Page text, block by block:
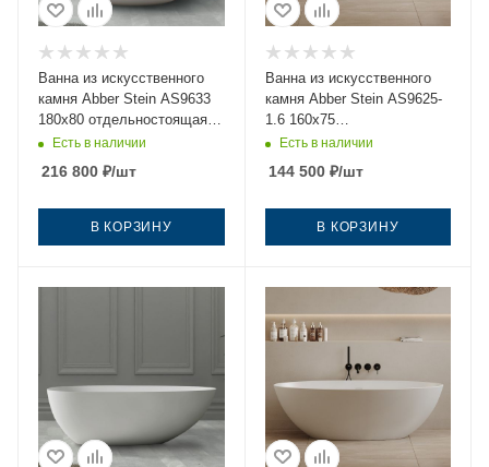
Ванна из искусственного
камня Abber Stein AS9633
180х80 отдельностоящая
овальная с ножками
Есть в наличии
216 800 ₽/шт
В КОРЗИНУ
Ванна из искусственного
камня Abber Stein AS9625-
1.6 160х75
отдельностоящая овальная
с ножками
Есть в наличии
144 500₽/шт
В КОРЗИНУ